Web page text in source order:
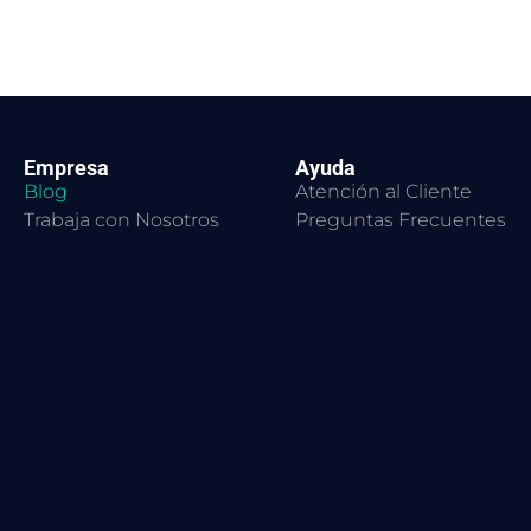
Empresa
Blog
Trabaja con Nosotros
Ayuda
Atención al Cliente
Preguntas Frecuentes